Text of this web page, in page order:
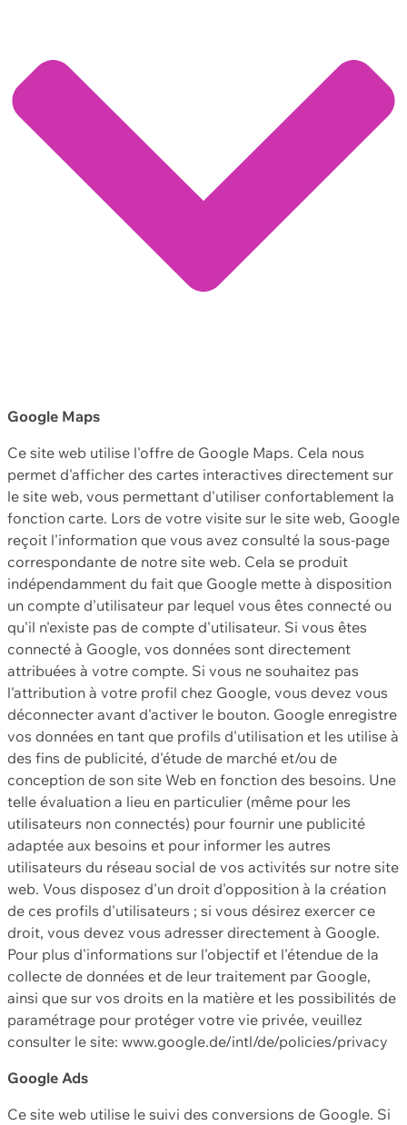
Google Maps
Ce site web utilise l'offre de Google Maps. Cela nous
permet d'afficher des cartes interactives directement sur
le site web, vous permettant d'utiliser confortablement la
fonction carte. Lors de votre visite sur le site web, Google
reçoit l'information que vous avez consulté la sous-page
correspondante de notre site web. Cela se produit
indépendamment du fait que Google mette à disposition
un compte d'utilisateur par lequel vous êtes connecté ou
qu'il n'existe pas de compte d'utilisateur. Si vous êtes
connecté à Google, vos données sont directement
attribuées à votre compte. Si vous ne souhaitez pas
l'attribution à votre profil chez Google, vous devez vous
déconnecter avant d'activer le bouton. Google enregistre
vos données en tant que profils d'utilisation et les utilise à
des fins de publicité, d'étude de marché et/ou de
conception de son site Web en fonction des besoins. Une
telle évaluation a lieu en particulier (même pour les
utilisateurs non connectés) pour fournir une publicité
adaptée aux besoins et pour informer les autres
utilisateurs du réseau social de vos activités sur notre site
web. Vous disposez d'un droit d'opposition à la création
de ces profils d'utilisateurs ; si vous désirez exercer ce
droit, vous devez vous adresser directement à Google.
Pour plus d'informations sur l'objectif et l'étendue de la
collecte de données et de leur traitement par Google,
ainsi que sur vos droits en la matière et les possibilités de
paramétrage pour protéger votre vie privée, veuillez
consulter le site: www.google.de/intl/de/policies/privacy
Google Ads
Ce site web utilise le suivi des conversions de Google. Si